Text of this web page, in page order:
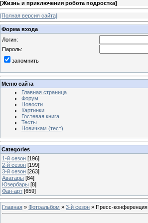
[Жизнь и приключения робота подростка]
[Полная версия сайта]
Форма входа
Логин:
Пароль:
запомнить
Меню сайта
Главная страница
Форум
Новости
Картинки
Гостевая книга
Тесты
Новичкам (тест)
Categories
1-й сезон [196]
2-й сезон [199]
3-й сезон [263]
Аватары [84]
Юзербары [8]
Фан-арт [659]
Главная » Фотоальбом » 3-й сезон » Пресс-конференция